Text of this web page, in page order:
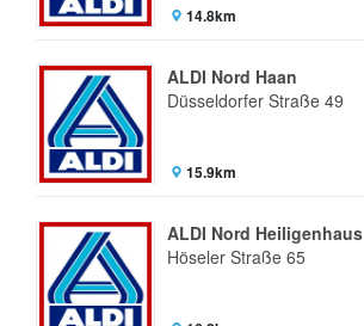
14.8km
ALDI Nord Haan
Düsseldorfer Straße 49
15.9km
ALDI Nord Heiligenhaus
Höseler Straße 65